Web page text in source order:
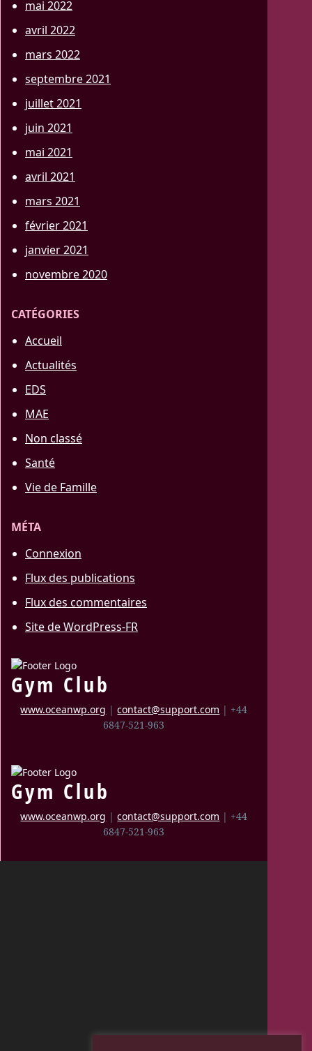
mai 2022
avril 2022
mars 2022
septembre 2021
juillet 2021
juin 2021
mai 2021
avril 2021
mars 2021
février 2021
janvier 2021
novembre 2020
CATÉGORIES
Accueil
Actualités
EDS
MAE
Non classé
Santé
Vie de Famille
MÉTA
Connexion
Flux des publications
Flux des commentaires
Site de WordPress-FR
Gym Club
www.oceanwp.org |contact@support.com | +44
6847-521-963
Gym Club
www.oceanwp.org |contact@support.com | +44
6847-521-963